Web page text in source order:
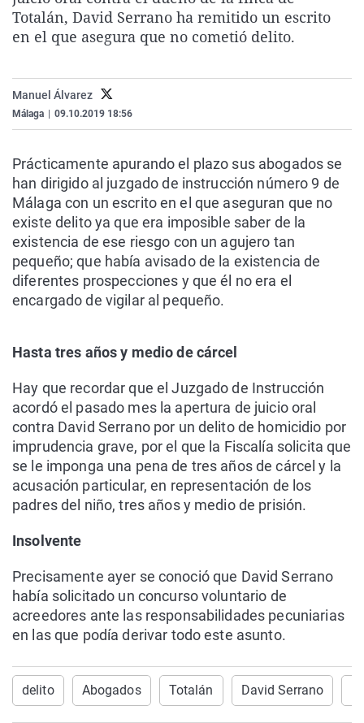
La rosa de los vientos
Gente viajera
Caso
Retornados
Extremadura
Galicia
País Vasco
Virales
Televisión
Totalán, David Serrano ha remitido un escrito
en el que asegura que no cometió delito.
Manuel Álvarez
Málaga 09.10.2019 18:56
Prácticamente apurando el plazo sus abogados se
han dirigido al juzgado de instrucción número 9 de
Málaga con un escrito en el que aseguran que no
existe delito ya que era imposible saber de la
existencia de ese riesgo con un agujero tan
pequeño; que había avisado de la existencia de
diferentes prospecciones y que él no era el
encargado de vigilar al pequeño.
Hasta tres años y medio de cárcel
Hay que recordar que el Juzgado de Instrucción
acordó el pasado mes la apertura de juicio oral
contra David Serrano por un delito de homicidio por
imprudencia grave, por el que la Fiscalía solicita que
se le imponga una pena de tres años de cárcel y la
acusación particular, en representación de los
padres del niño, tres años y medio de prisión.
Insolvente
Precisamente ayer se conoció que David Serrano
había solicitado un concurso voluntario de
acreedores ante las responsabilidades pecuniarias
en las que podía derivar todo este asunto.
delito Abogados Totalán David Serrano